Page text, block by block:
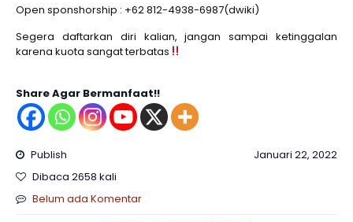
Open sponshorship : +62 812-4938-6987(dwiki)
Segera daftarkan diri kalian, jangan sampai ketinggalan
karena kuota sangat terbatas
Share Agar Bermanfaat!!
Publish
Januari 22, 2022
Dibaca 2658 kali
Belum ada Komentar